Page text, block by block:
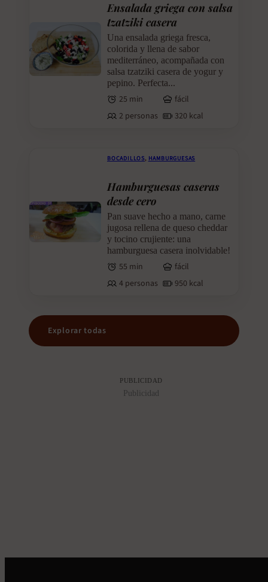
Ensalada griega con salsa
tzatziki casera
Una ensalada griega fresca,
colorida y llena de sabor
mediterráneo, acompañada con
salsa tzatziki casera de yogur y
pepino. Perfecta...
25 min
fácil
2 personas
320 kcal
BOCADILLOS, HAMBURGUESAS
Hamburguesas caseras
desde cero
Pan suave hecho a mano, carne
jugosa rellena de queso cheddar
y tocino crujiente: una
hamburguesa casera inolvidable!
55 min
fácil
4 personas
950 kcal
Explorar todas
PUBLICIDAD
Publicidad